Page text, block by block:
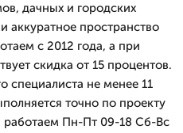
дачных и городских
аккуратное пространство
с 2012 года, а при
скидка от 15 процентов.
специалиста не менее 11
точно по проекту
Пн-Пт 09-18 Сб-Вс